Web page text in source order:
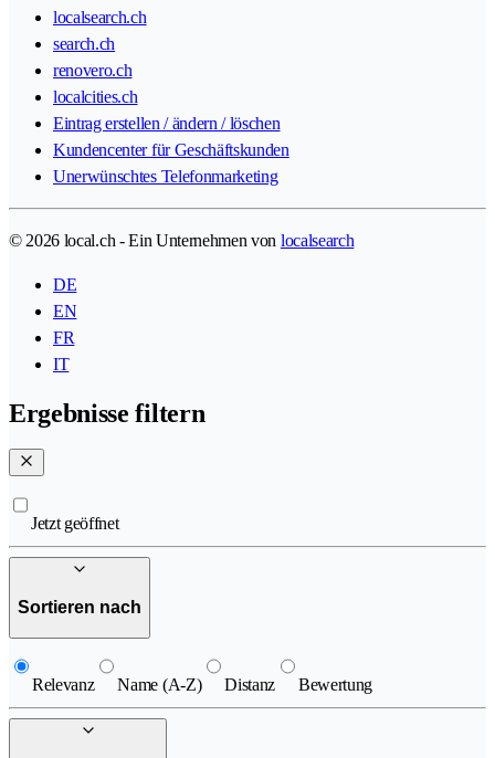
localsearch.ch
search.ch
renovero.ch
localcities.ch
Eintrag erstellen / ändern / löschen
Kundencenter für Geschäftskunden
Unerwünschtes Telefonmarketing
© 2026 local.ch - Ein Unternehmen von localsearch
DE
EN
FR
IT
Ergebnisse filtern
Jetzt geöffnet
Sortieren nach
Relevanz Name (A-Z) Distanz Bewertung